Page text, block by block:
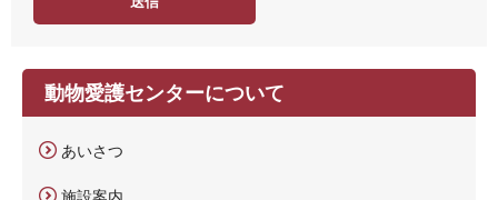
動物愛護センターについて
あいさつ